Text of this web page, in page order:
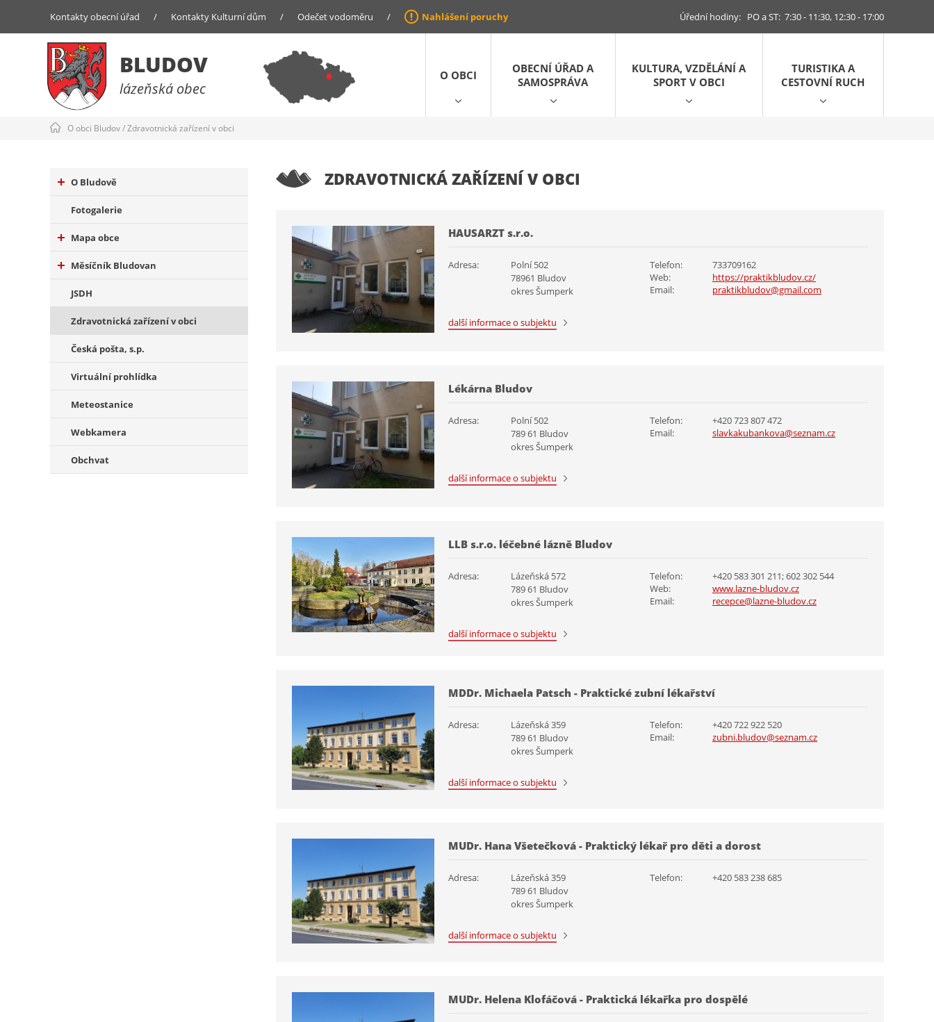
Kontakty obecní úřad / Kontakty Kulturní dům / Odečet vodoměru / Nahlášení poruchy Úřední hodiny: PO a ST: 7:30 - 11:30, 12:30 - 17:00
BLUDOV
lázeňská obec
O OBCI
OBECNÍ ÚŘAD A
SAMOSPRÁVA
KULTURA, VZDĚLÁNÍ A
SPORT V OBCI
TURISTIKA A
CESTOVNÍ RUCH
O obci Bludov/Zdravotnická zařízení v obci
O Bludově
Fotogalerie
Mapa obce
Měsíčník Bludovan
JSDH
Zdravotnická zařízení v obci
Česká pošta, s.p.
Virtuální prohlídka
Meteostanice
Webkamera
Obchvat
ZDRAVOTNICKÁ ZAŘÍZENÍ V OBCI
HAUSARZT s.r.o.
Adresa:
Polní 502
78961 Bludov
okres Šumperk
Telefon:
733709162
Web:
https://praktikbludov.cz/
Email:
praktikbludov@gmail.com
další informace o subjektu
Lékárna Bludov
Adresa:
Polní 502
789 61 Bludov
okres Šumperk
Telefon:
+420 723 807 472
Email:
slavkakubankova@seznam.cz
další informace o subjektu
LLB s.r.o. léčebné lázně Bludov
Adresa:
Lázeňská 572
789 61 Bludov
okres Šumperk
Telefon:
+420 583 301 211; 602 302 544
Web:
www.lazne-bludov.cz
Email:
recepce@lazne-bludov.cz
další informace o subjektu
MDDr. Michaela Patsch - Praktické zubní lékařství
Adresa:
Lázeňská 359
789 61 Bludov
okres Šumperk
Telefon:
+420 722 922 520
Email:
zubni.bludov@seznam.cz
další informace o subjektu
MUDr. Hana Všetečková - Praktický lékař pro děti a dorost
Adresa:
Lázeňská 359
789 61 Bludov
okres Šumperk
Telefon: +420 583 238 685
další informace o subjektu
MUDr. Helena Klofáčová - Praktická lékařka pro dospělé